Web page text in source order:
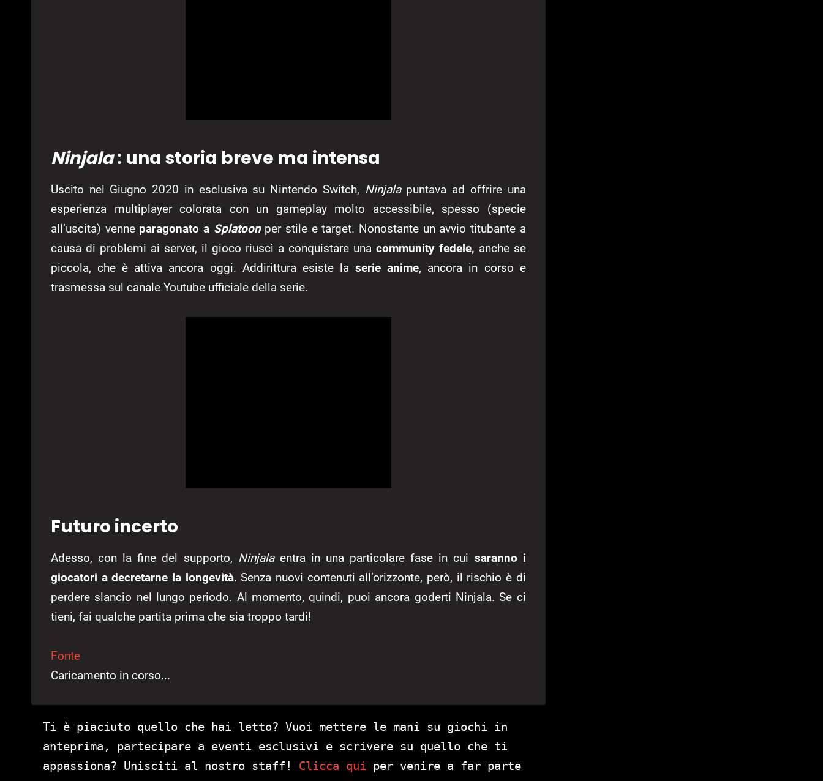
Ninjala: una storia breve ma intensa
Uscito nel Giugno 2020 in esclusiva su Nintendo Switch, Ninjalapuntava ad offrire una
esperienza multiplayer colorata con un gameplay molto accessibile, spesso (specie
all’uscita) venne paragonato a Splatoonper stile e target. Nonostante un avvio titubante a
causa di problemi ai server, il gioco riuscì a conquistare una community fedele, anche se
piccola, che è attiva ancora oggi. Addirittura esiste laserie anime, ancora in corso e
trasmessa sul canale Youtube ufficiale della serie.
Futuro incerto
Adesso, con la fine del supporto, Ninjalaentra in una particolare fase in cui saranno i
giocatori a decretarne la longevità. Senza nuovi contenuti all’orizzonte, però, il rischio è di
perdere slancio nel lungo periodo. Al momento, quindi, puoi ancora goderti Ninjala. Se ci
tieni, fai qualche partita prima che sia troppo tardi!
Fonte
Caricamento in corso...
Ti è piaciuto quello che hai letto? Vuoi mettere le mani su giochi in
anteprima, partecipare a eventi esclusivi e scrivere su quello che ti
appassiona? Unisciti al nostro staff! Clicca qui per venire a far parte